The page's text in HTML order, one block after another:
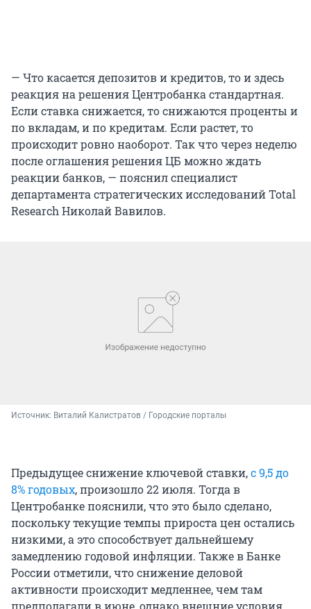
— Что касается депозитов и кредитов, то и здесь
реакция на решения Центробанка стандартная.
Если ставка снижается, то снижаются проценты и
по вкладам, и по кредитам. Если растет, то
происходит ровно наоборот. Так что через неделю
после оглашения решения ЦБ можно ждать
реакции банков, — пояснил специалист
департамента стратегических исследований Total
Research Николай Вавилов.
Источник: Виталий Калистратов / Городские порталы
Предыдущее снижение ключевой ставки,с 9,5 до
8% годовых, произошло 22 июля. Тогда в
Центробанке пояснили, что это было сделано,
поскольку текущие темпы прироста цен остались
низкими, а это способствует дальнейшему
замедлению годовой инфляции. Также в Банке
России отметили, что снижение деловой
активности происходит медленнее, чем там
предполагали в июне, однако внешние условия